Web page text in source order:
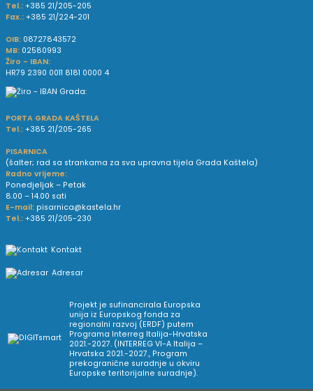
Tel.: +385 21/205-205
Fax.: +385 21/224-201
OIB: 08727843572
MB: 02580993
Žiro - IBAN:
HR79 2390 0011 8181 0000 4
PORTA GRADA KAŠTELA
Tel.: +385 21/205-265
PISARNICA
(šalter; rad sa strankama za sva upravna tijela Grada Kaštela)
Radno vrijeme:
Ponedjeljak – Petak
8.00 – 14.00 sati
E-mail: pisarnica@kastela.hr
Tel.: +385 21/205-230
Kontakt
Adresar
Projekt je sufinancirala Europska
unija iz Europskog fonda za
regionalni razvoj (ERDF) putem
Programa Interreg Italija-Hrvatska
2021.-2027. (INTERREG VI-A Italija –
Hrvatska 2021.-2027., Program
prekogranične suradnje u okviru
Europske teritorijalne suradnje).